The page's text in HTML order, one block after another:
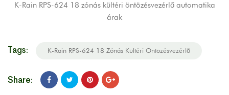
K-Rain RPS-624 18 zónás kültéri öntözésvezérlő automatika
árak
Tags: K-Rain RPS-624 18 Zónás Kültéri Öntözésvezérlő
Share: